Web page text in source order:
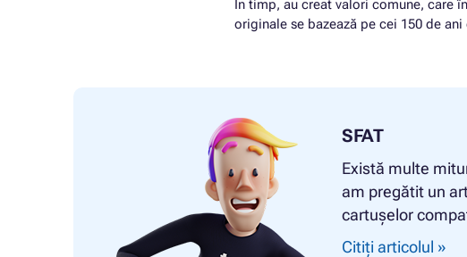
În timp, au creat valori comune, care
originale se bazează pe cei 150 de
SFAT
Există multe
am pregătit un
cartușelor
Citiți articolul »